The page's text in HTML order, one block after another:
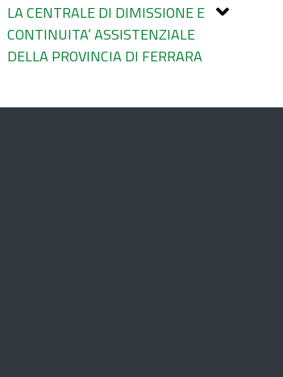
LA CENTRALE DI DIMISSIONE E
CONTINUITA’ ASSISTENZIALE
DELLA PROVINCIA DI FERRARA